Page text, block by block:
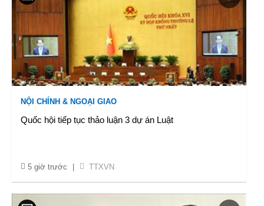
NỘI CHÍNH & NGOẠI GIAO
Quốc hội tiếp tục thảo luận 3 dự án Luật
5 giờ trước TTXVN